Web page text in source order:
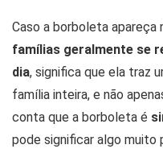
Caso a borboleta apareça
famílias geralmente se
dia, significa que ela traz
família inteira, e não
conta que a borboleta é
pode significar algo muito